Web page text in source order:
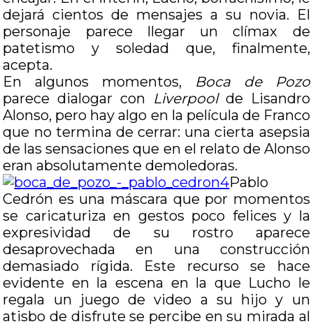
dejará cientos de mensajes a su novia. El
personaje parece llegar un clímax de
patetismo y soledad que, finalmente,
acepta.
En algunos momentos, Boca de Pozo
parece dialogar con Liverpoolde Lisandro
Alonso, pero hay algo en la película de Franco
que no termina de cerrar: una cierta asepsia
de las sensaciones que en el relato de Alonso
eran absolutamente demoledoras.
Pablo
Cedrón es una máscara que por momentos
se caricaturiza en gestos poco felices y la
expresividad de su rostro aparece
desaprovechada en una construcción
demasiado rígida. Este recurso se hace
evidente en la escena en la que Lucho le
regala un juego de video a su hijo y un
atisbo de disfrute se percibe en su mirada al